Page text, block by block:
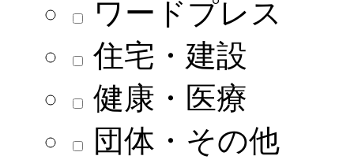
ワードプレス
住宅・建設
健康・医療
団体・その他